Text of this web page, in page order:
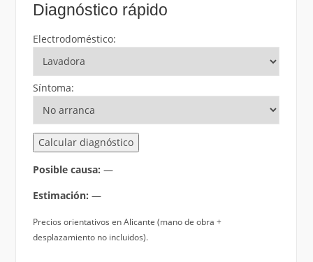
Diagnóstico rápido
Electrodoméstico:
Síntoma:
Calcular diagnóstico
Posible causa: —
Estimación: —
Precios orientativos en Alicante (mano de obra +
desplazamiento no incluidos).